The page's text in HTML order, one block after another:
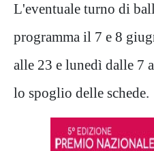
L'eventuale turno di
programma il 7 e 8
alle 23 e lunedì dalle 7
lo spoglio delle schede.